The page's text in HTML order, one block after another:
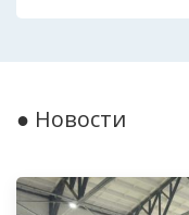
● Новости